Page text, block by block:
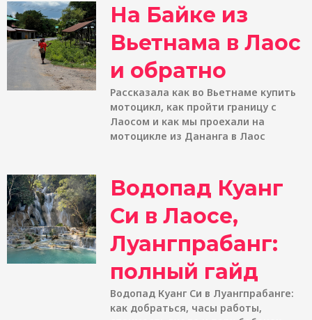
На Байке из
Вьетнама в Лаос
и обратно
Рассказала как во Вьетнаме купить
мотоцикл, как пройти границу с
Лаосом и как мы проехали на
мотоцикле из Дананга в Лаос
Водопад Куанг
Си в Лаосе,
Луангпрабанг:
полный гайд
Водопад Куанг Си в Луангпрабанге:
как добраться, часы работы,